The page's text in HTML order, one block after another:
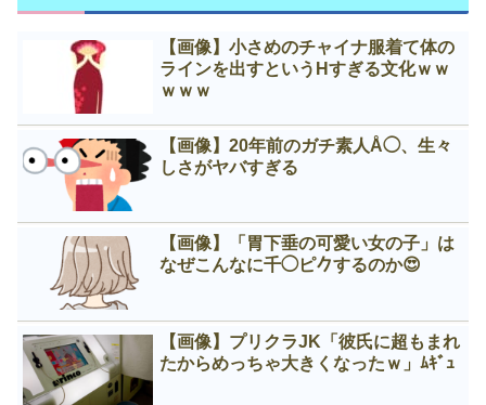
【画像】小さめのチャイナ服着て体の
ラインを出すというНすぎる文化ｗｗ
ｗｗｗ
【画像】20年前のガチ素人Å◯、生々
しさがヤバすぎる
【画像】「胃下垂の可愛い女の子」は
なぜこんなに千◯ピ𠂊するのか😍
【画像】プリクラJK「彼氏に超もまれ
たからめっちゃ大きくなったｗ」ﾑｷﾞｭ